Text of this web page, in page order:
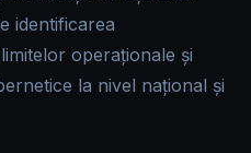
identificarea
operaționale și
la nivel național și